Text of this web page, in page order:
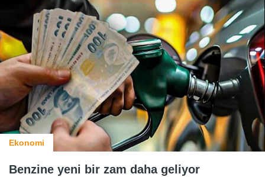
Ekonomi
Benzine yeni bir zam daha geliyor